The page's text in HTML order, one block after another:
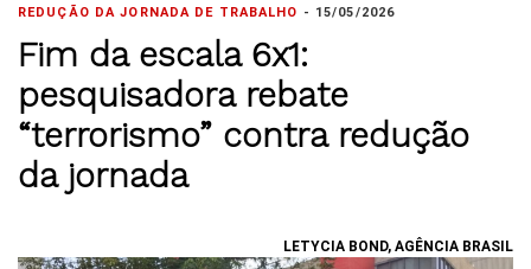
REDUÇÃO DA JORNADA DE TRABALHO - 15/05/2026
Fim da escala 6x1:
pesquisadora rebate
“terrorismo” contra redução
da jornada
LETYCIA BOND, AGÊNCIA BRASIL